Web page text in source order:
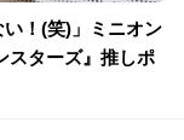
い！(笑)」ミニオン
スターズ』推しポ